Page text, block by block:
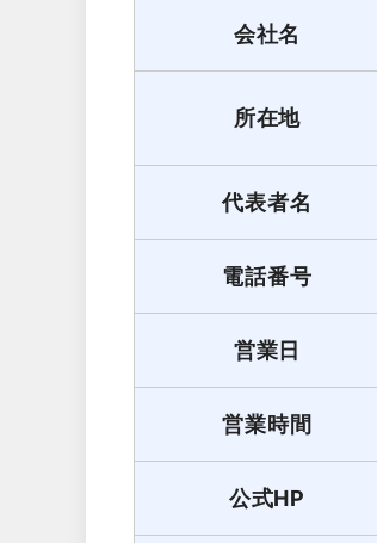
会社名
所在地
代表者名
電話番号
営業日
営業時間
公式HP